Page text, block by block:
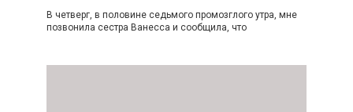
В четверг, в половине седьмого промозглого утра, мне
позвонила сестра Ванесса и сообщила, что